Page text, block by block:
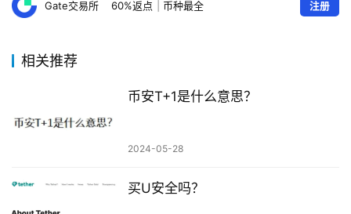
Gate交易所 60%返点 币种最全 注册
相关推荐
币安T+1是什么意思？
2024-05-28
买U安全吗？